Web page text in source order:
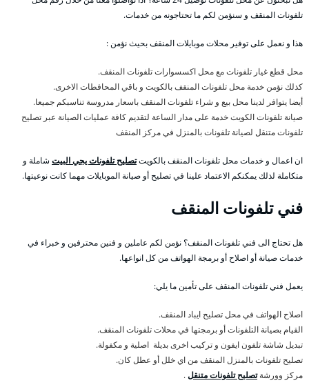
تلفونات المنقف و سنؤمن لكم ما تحتاجونه من خدمات.
هذا و نعمل على توفير محلات موبايلات المنقف بحيث نؤمن :
محل قطع غيار تلفونات مع محل اكسسوارات تلفونات المنقف.
كذلك نؤمن خدمة محل تلفونات المنقف بالكويت و باقي المحافطات الاخرى.
أيضا يتوافر لدينا محل بيع و شراء تلفونات المنقف باسعار مدروسة تناسبكم جميعا.
صيانة تلفونات الكويت خدمة على مدار الساعة لتقديم كافة عمليات الصيانة عبر تصليح
تلفونات متنقل لصيانة تلفونات بالمنزل في مركز المنقف
ان اعمال و خدمات محل تلفونات المنقف بالكويتتصليح تلفونات يجي البيت شاملة و
متكاملة لذلك يمكنكم الاعتماد علينا في تصليح أو صيانة الموبايلات مهما كانت نوعيتها.
فني تلفونات المنقف
هل تحتاج الى فني تلفونات المنقف؟ نؤمن لكم عاملين و فنين محترفين و خبراء في
خدمات صيانة أو اصلاح أو برمجة الهواتف من كل انواعها.
يعمل فني تلفونات المنقف على تأمين ما يلي:
اصلاح الهواتف في محل تصليح ايباد المنقف.
القيام بصيانة التلفونات أو برمجتها في محلات تلفونات المنقف.
تبديل شاشة تلفون ايفون و تركيب اخرى بديلة اصلية و مكفولة.
تصليح تلفونات بالمنزل المنقف من اي خلل أو عطل كان.
مركز وورشةتصليح تلفونات متنقل.